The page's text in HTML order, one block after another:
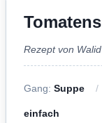
Rezept von Walid
Gang: Suppe
einfach